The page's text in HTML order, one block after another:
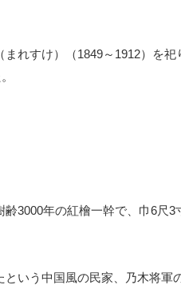
れすけ）（1849～1912）を祀
3000年の紅檜一幹で、巾6尺3
いう中国風の民家、乃木将軍